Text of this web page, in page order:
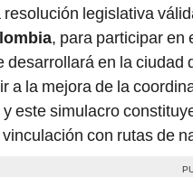
resolución legislativa
, para participar en
desarrollará en la ciudad
a la mejora de la
este simulacro
con rutas de